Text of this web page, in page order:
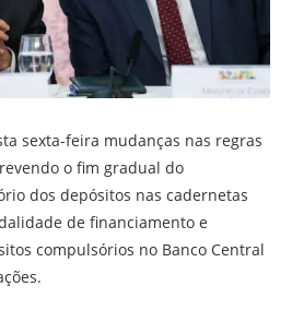
sexta-feira mudanças nas regras
o fim gradual do
dos depósitos nas cadernetas
de financiamento e
compulsórios no Banco Central